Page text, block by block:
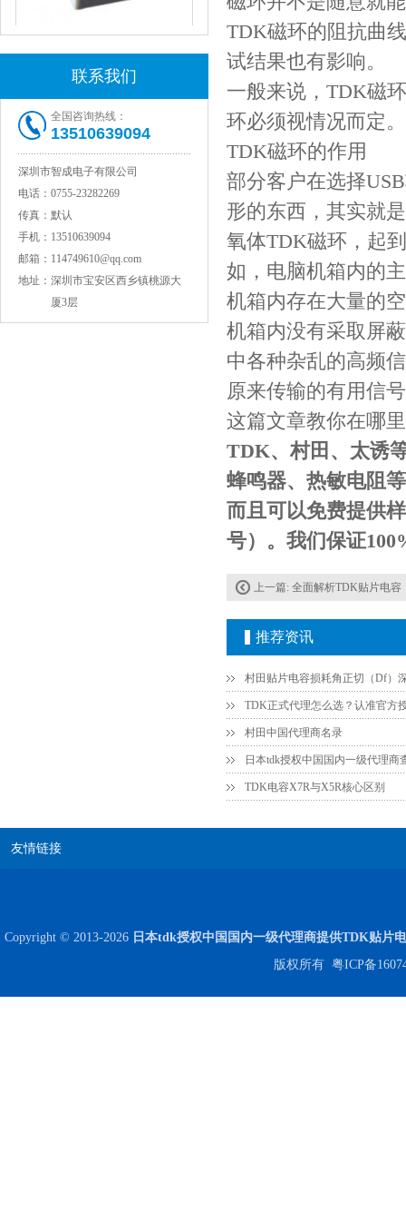
NPO高压陶瓷电容1812 2KV 330PF 5%精度
联系我们
全国咨询热线：
13510639094
深圳市智成电子有限公司
电话： 0755-23282269
传真： 默认
手机： 13510639094
邮箱： 114749610@qq.com
地址： 深圳市宝安区西乡镇桃源大
厦3层
TDK磁环的阻抗曲
试结果也有影响。
一般来说，TDK磁
环必须视情况而定。
TDK磁环的作用
部分客户在选择
形的东西，其实就
氧体TDK磁环，起
如，电脑机箱内的
机箱内存在大量的
机箱内没有采取屏
中各种杂乱的高频
原来传输的有用信
这篇文章教你在哪
TDK、村田、太诱
蜂鸣器、热敏电阻
而且可以免费提供
号）。我们保证
上一篇: 全面解析TDK贴片电容：了解其
推荐资讯
村田中国代理商名录
日本tdk授权中国国内一级代理商
TDK电容X7R与X5R核心区别
友情链接
Copyright © 2013-2026 日本tdk授权中国国内一级代理商提供TDK贴片
版权所有 粤ICP备